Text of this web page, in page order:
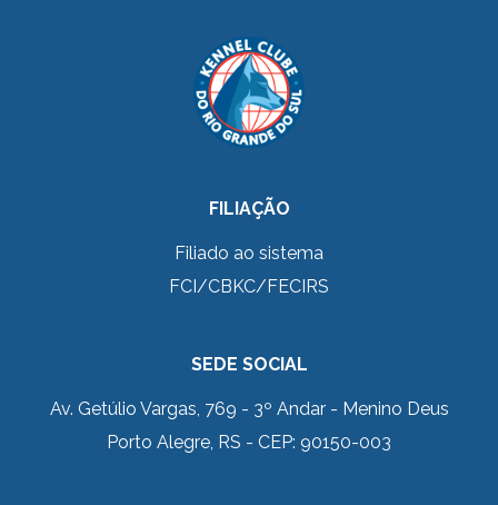
FILIAÇÃO
Filiado ao sistema
FCI/CBKC/FECIRS
SEDE SOCIAL
Av. Getúlio Vargas, 769 - 3º Andar - Menino Deus
Porto Alegre, RS - CEP: 90150-003